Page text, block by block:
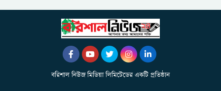
বরিশাল নিউজ মিডিয়া লিমিটেডের একটি প্রতিষ্ঠান